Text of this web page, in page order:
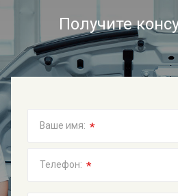
Получите
Ваше имя: *
Телефон: *